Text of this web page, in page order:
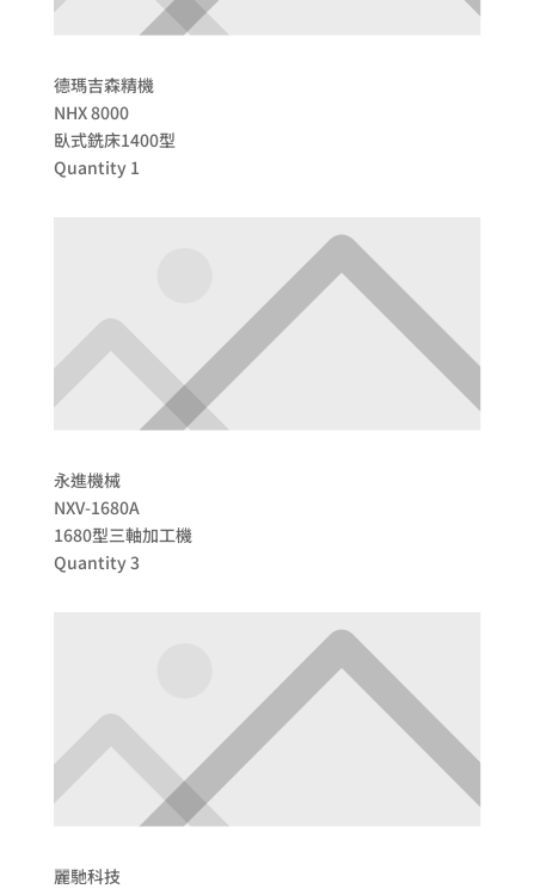
德瑪吉森精機
NHX 8000
臥式銑床1400型
Quantity 1
永進機械
NXV-1680A
1680型三軸加工機
Quantity 3
麗馳科技